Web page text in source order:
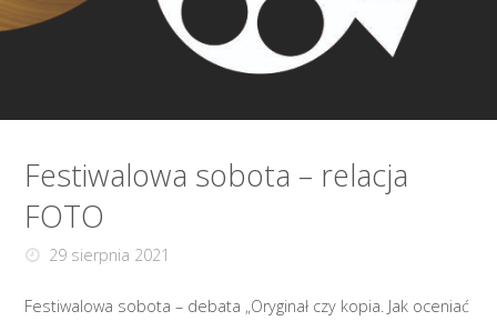
Festiwalowa sobota – relacja
FOTO
29 sierpnia 2021
Festiwalowa sobota – debata „Oryginał czy kopia. Jak oceniać